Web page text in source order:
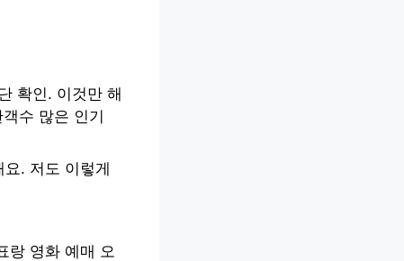
확인. 이것만 해
수 많은 인기
. 저도 이렇게
랑 영화 예매 오